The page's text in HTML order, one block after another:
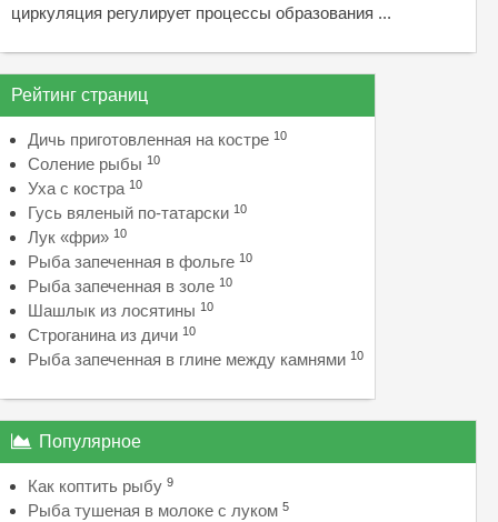
циркуляция регулирует процессы образования ...
Рейтинг страниц
Дичь приготовленная на костре 10
Соление рыбы 10
Уха с костра 10
Гусь вяленый по-татарски 10
Лук «фри» 10
Рыба запеченная в фольге 10
Рыба запеченная в золе 10
Шашлык из лосятины 10
Строганина из дичи 10
Рыба запеченная в глине между камнями 10
Популярное
Как коптить рыбу 9
Рыба тушеная в молоке с луком 5